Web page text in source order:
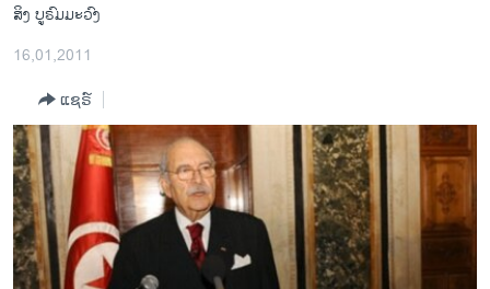
ຫາ
ຊອກ
ຄົ້ນ
ຂ່າວ​ຈີນ
ໂລກ
ເອເຊຍ
ອິດສະຫຼະພາບດ້ານການຂ່າວ
ຊີວິດຊາວລາວ
ຊຸມຊົນຊາວລາວ
ວິທະຍາສາດ-ເທັກໂນໂລຈີ
ສິງ ບູຣົມມະວົງ
16,01,2011
ແຊຣ໌